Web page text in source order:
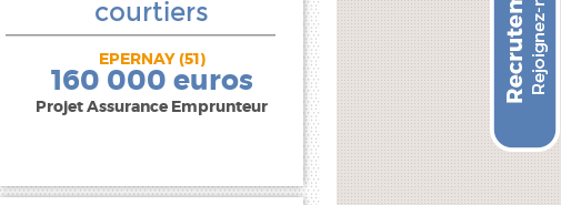
courtiers
EPERNAY (51)
160 000 euros
Projet Assurance Emprunteur
240 000 euros